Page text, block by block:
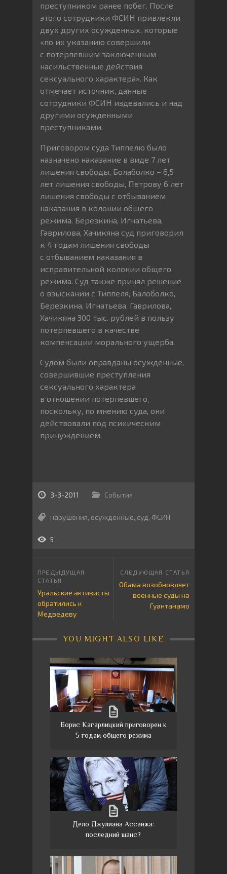
преступником ранее побег. После
этого сотрудники ФСИН привлекли
двух других осужденных, которые
«по их указанию совершили
с потерпевшим заключенным
насильственные действия
сексуального характера». Как
отмечает источник, данные
сотрудники ФСИН издевались и над
другими осужденными
преступниками.
Приговором суда Типпелю было
назначено наказание в виде 7 лет
лишения свободы, Болаболко – 6,5
лет лишения свободы, Петрову 6 лет
лишения свободы с отбыванием
наказания в колонии общего
режима. Березкина, Игнатьева,
Гаврилова, Хачикяна суд приговорил
к 4 годам лишения свободы
с отбыванием наказания в
исправительной колонии общего
режима. Суд также принял решение
о взыскании с Типпеля, Балоболко,
Березкина, Игнатьева, Гаврилова,
Хачикяна 300 тыс. рублей в пользу
потерпевшего в качестве
компенсации морального ущерба.
Судом были оправданы осужденные,
совершившие преступления
сексуального характера
в отношении потерпевшего,
поскольку, по мнению суда, они
действовали под психическим
принуждением.
3-3-2011 События
нарушения, осужденные, суд, ФСИН
5
Уральские активисты
обратились к
Медведеву
Обама возобновляет
военные суды на
Гуантанамо
YOU MIGHT ALSO LIKE
Борис Кагарлицкий приговорен к
5 годам общего режима
Дело Джулиана Ассанжа:
последний шанс?